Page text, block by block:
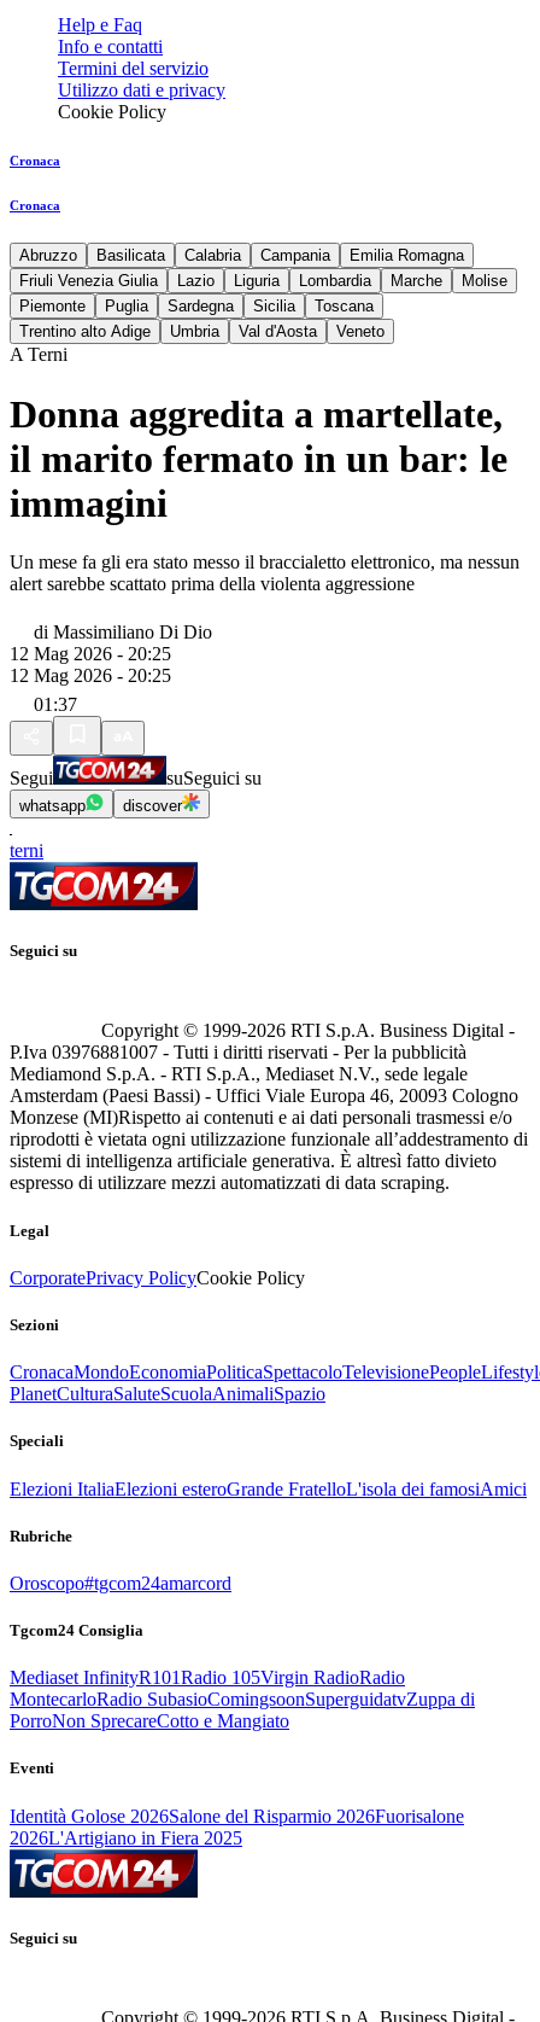
Help e Faq
Info e contatti
Termini del servizio
Utilizzo dati e privacy
Cookie Policy
Cronaca
Cronaca
Abruzzo Basilicata Calabria Campania
Emilia Romagna
Friuli Venezia Giulia
Lazio Liguria Lombardia Marche
Molise
Piemonte
Puglia Sardegna Sicilia
Toscana
Trentino alto Adige
Umbria Val d'Aosta Veneto
A Terni
Donna aggredita a martellate,
il marito fermato in un bar: le
immagini
Un mese fa gli era stato messo il braccialetto elettronico, ma nessun
alert sarebbe scattato prima della violenta aggressione
di Massimiliano Di Dio
12 Mag 2026 - 20:25
12 Mag 2026 - 20:25
01:37
Segui suSeguici su
whatsapp discover
terni
Seguici su
Copyright © 1999-2026 RTI S.p.A. Business Digital -
P.Iva 03976881007 - Tutti i diritti riservati - Per la pubblicità
Mediamond S.p.A. - RTI S.p.A., Mediaset N.V., sede legale
Amsterdam (Paesi Bassi) - Uffici Viale Europa 46, 20093 Cologno
Monzese (MI)Rispetto ai contenuti e ai dati personali trasmessi e/o
riprodotti è vietata ogni utilizzazione funzionale all’addestramento di
sistemi di intelligenza artificiale generativa. È altresì fatto divieto
espresso di utilizzare mezzi automatizzati di data scraping.
Legal
CorporatePrivacy PolicyCookie Policy
Sezioni
CronacaMondoEconomiaPoliticaSpettacoloTelevisionePeople
PlanetCulturaSaluteScuolaAnimaliSpazio
Speciali
Elezioni ItaliaElezioni esteroGrande FratelloL'isola dei famosiAmici
Rubriche
Oroscopo#tgcom24amarcord
Tgcom24 Consiglia
Mediaset InfinityR101Radio 105Virgin RadioRadio
MontecarloRadio SubasioComingsoonSuperguidatvZuppa di
PorroNon SprecareCotto e Mangiato
Eventi
Identità Golose 2026Salone del Risparmio 2026Fuorisalone
2026L'Artigiano in Fiera 2025
Seguici su
Copyright © 1999-2026 RTI S.p.A. Business Digital -